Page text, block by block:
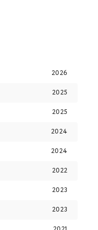
2026
2025
2025
2024
2024
2022
2023
2023